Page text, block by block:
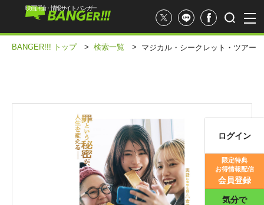
映画記事
映画評価
映画評論・情報サイト バンガー
ログイン
限定特典
お得情報配信
会員登録
気分で
BANGER!!! トップ > 検索一覧 > マジカル・シークレット・ツアー